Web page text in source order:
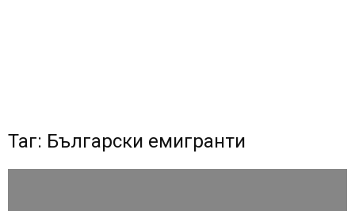
Таг: Български емигранти